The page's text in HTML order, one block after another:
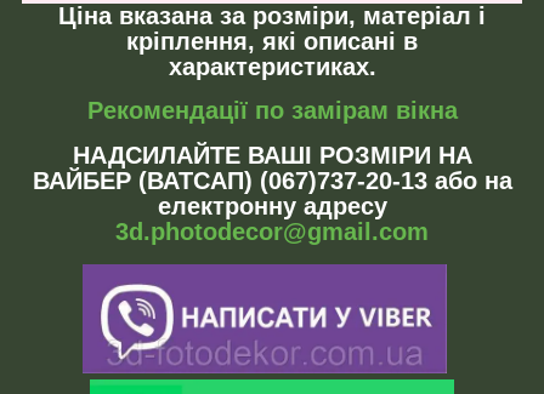
Ціна вказана за розміри, матеріал і
кріплення, які описані в
характеристиках.
Рекомендації по замірам вікна
НАДСИЛАЙТЕ ВАШІ РОЗМІРИ НА
ВАЙБЕР (ВАТСАП) (067)737-20-13 або на
електронну адресу
3d.photodecor@gmail.com